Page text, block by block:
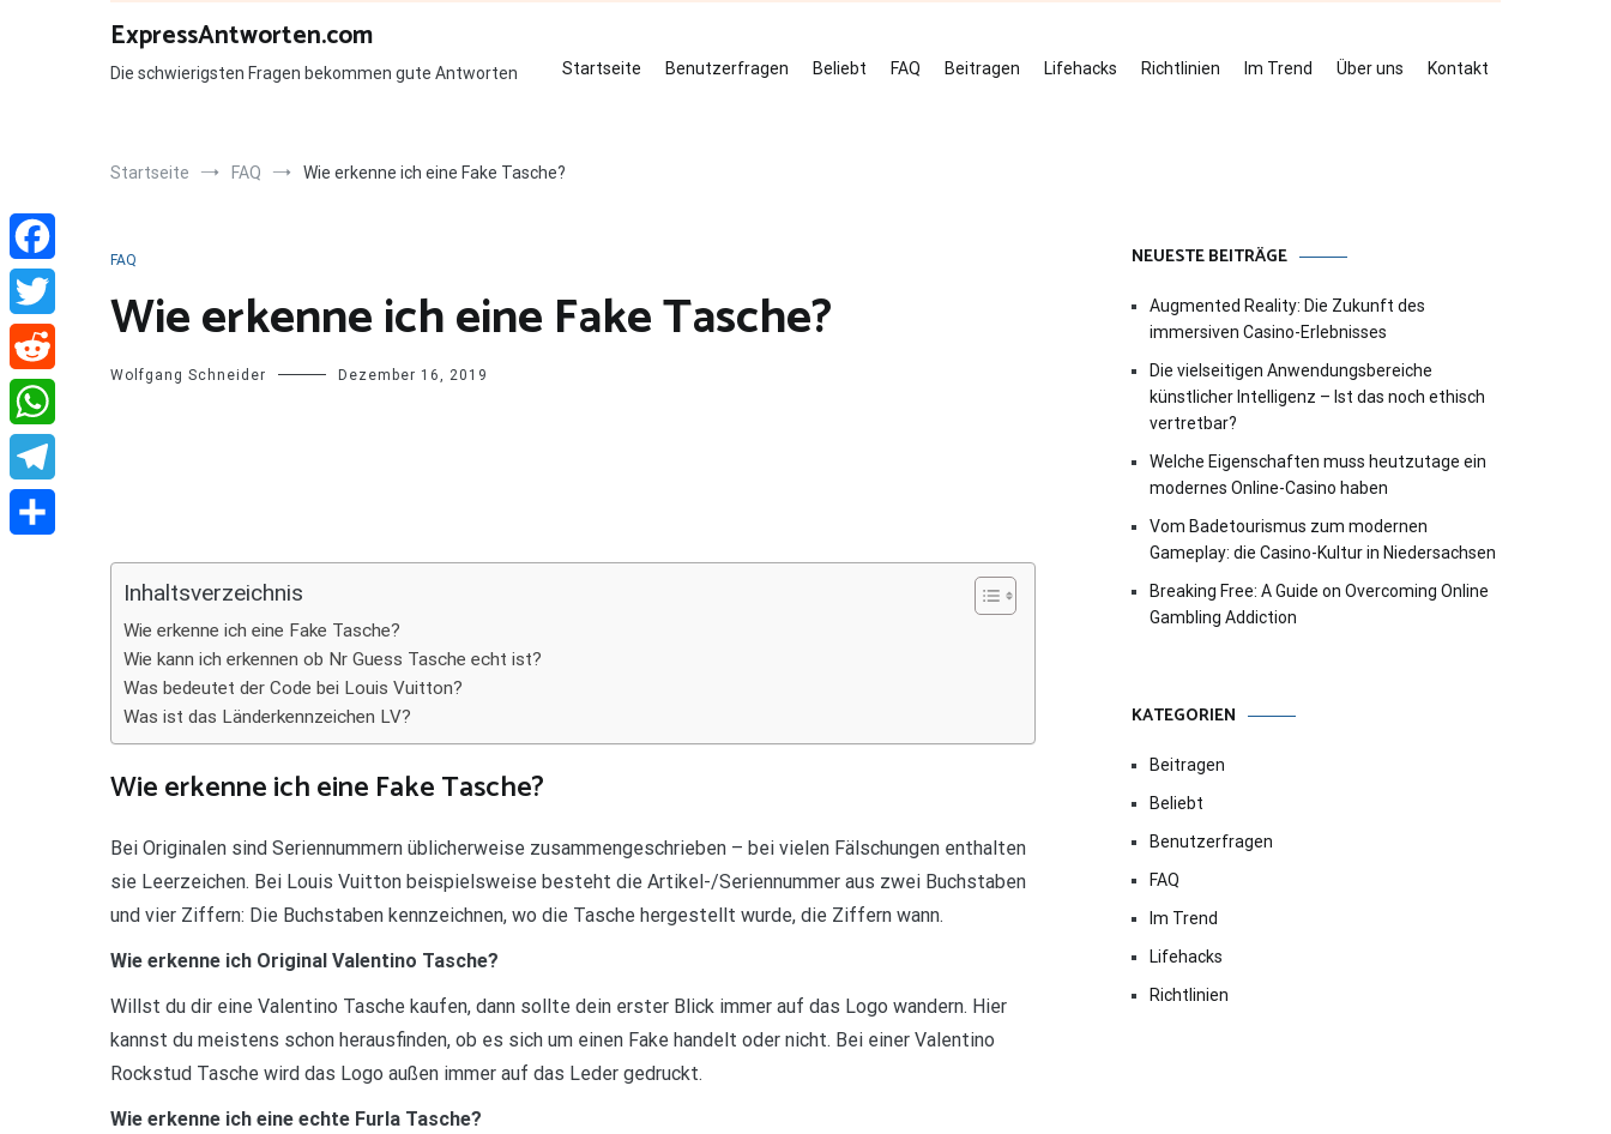
ExpressAntworten.com
Die schwierigsten Fragen bekommen gute Antworten Startseite Benutzerfragen Beliebt FAQ Beitragen Lifehacks Richtlinien Im Trend Über uns Kontakt
Startseite FAQ Wie erkenne ich eine Fake Tasche?
FAQ
Wie erkenne ich eine Fake Tasche?
Wolfgang Schneider Dezember 16, 2019
Inhaltsverzeichnis
Wie erkenne ich eine Fake Tasche?
Wie kann ich erkennen ob Nr Guess Tasche echt ist?
Was bedeutet der Code bei Louis Vuitton?
Was ist das Länderkennzeichen LV?
Wie erkenne ich eine Fake Tasche?
Bei Originalen sind Seriennummern üblicherweise zusammengeschrieben – bei vielen Fälschungen enthalten
sie Leerzeichen. Bei Louis Vuitton beispielsweise besteht die Artikel-/Seriennummer aus zwei Buchstaben
und vier Ziffern: Die Buchstaben kennzeichnen, wo die Tasche hergestellt wurde, die Ziffern wann.
Wie erkenne ich Original Valentino Tasche?
Willst du dir eine Valentino Tasche kaufen, dann sollte dein erster Blick immer auf das Logo wandern. Hier
kannst du meistens schon herausfinden, ob es sich um einen Fake handelt oder nicht. Bei einer Valentino
Rockstud Tasche wird das Logo außen immer auf das Leder gedruckt.
Wie erkenne ich eine echte Furla Tasche?
NEUESTE BEITRÄGE
Augmented Reality: Die Zukunft des
immersiven Casino-Erlebnisses
Die vielseitigen Anwendungsbereiche
künstlicher Intelligenz – Ist das noch ethisch
vertretbar?
Welche Eigenschaften muss heutzutage ein
modernes Online-Casino haben
Vom Badetourismus zum modernen
Gameplay: die Casino-Kultur in Niedersachsen
Breaking Free: A Guide on Overcoming Online
Gambling Addiction
KATEGORIEN
Beitragen
Beliebt
Benutzerfragen
FAQ
Im Trend
Lifehacks
Richtlinien
Facebook
Twitter
Reddit
WhatsApp
Telegram